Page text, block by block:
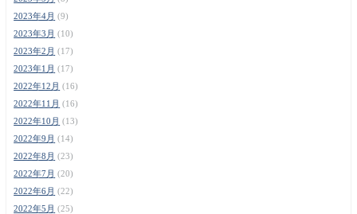
2023年4月 (9)
2023年3月 (10)
2023年2月 (17)
2023年1月 (17)
2022年12月 (16)
2022年11月 (16)
2022年10月 (13)
2022年9月 (14)
2022年8月 (23)
2022年7月 (20)
2022年6月 (22)
2022年5月 (25)